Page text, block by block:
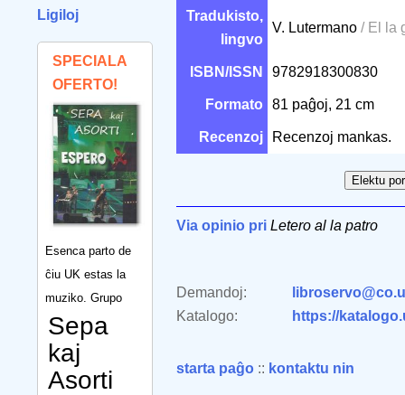
Ligiloj
SPECIALA
OFERTO!
Esenca parto de
ĉiu UK estas la
muziko. Grupo
Sepa
kaj
Asorti
Tradukisto,
lingvo
V. Lutermano / El la
ISBN/ISSN 9782918300830
Formato 81 paĝoj, 21 cm
Recenzoj Recenzoj mankas.
Via opinio pri Letero al la patro
Demandoj:
Katalogo:
https://
starta paĝo :: kontaktu nin